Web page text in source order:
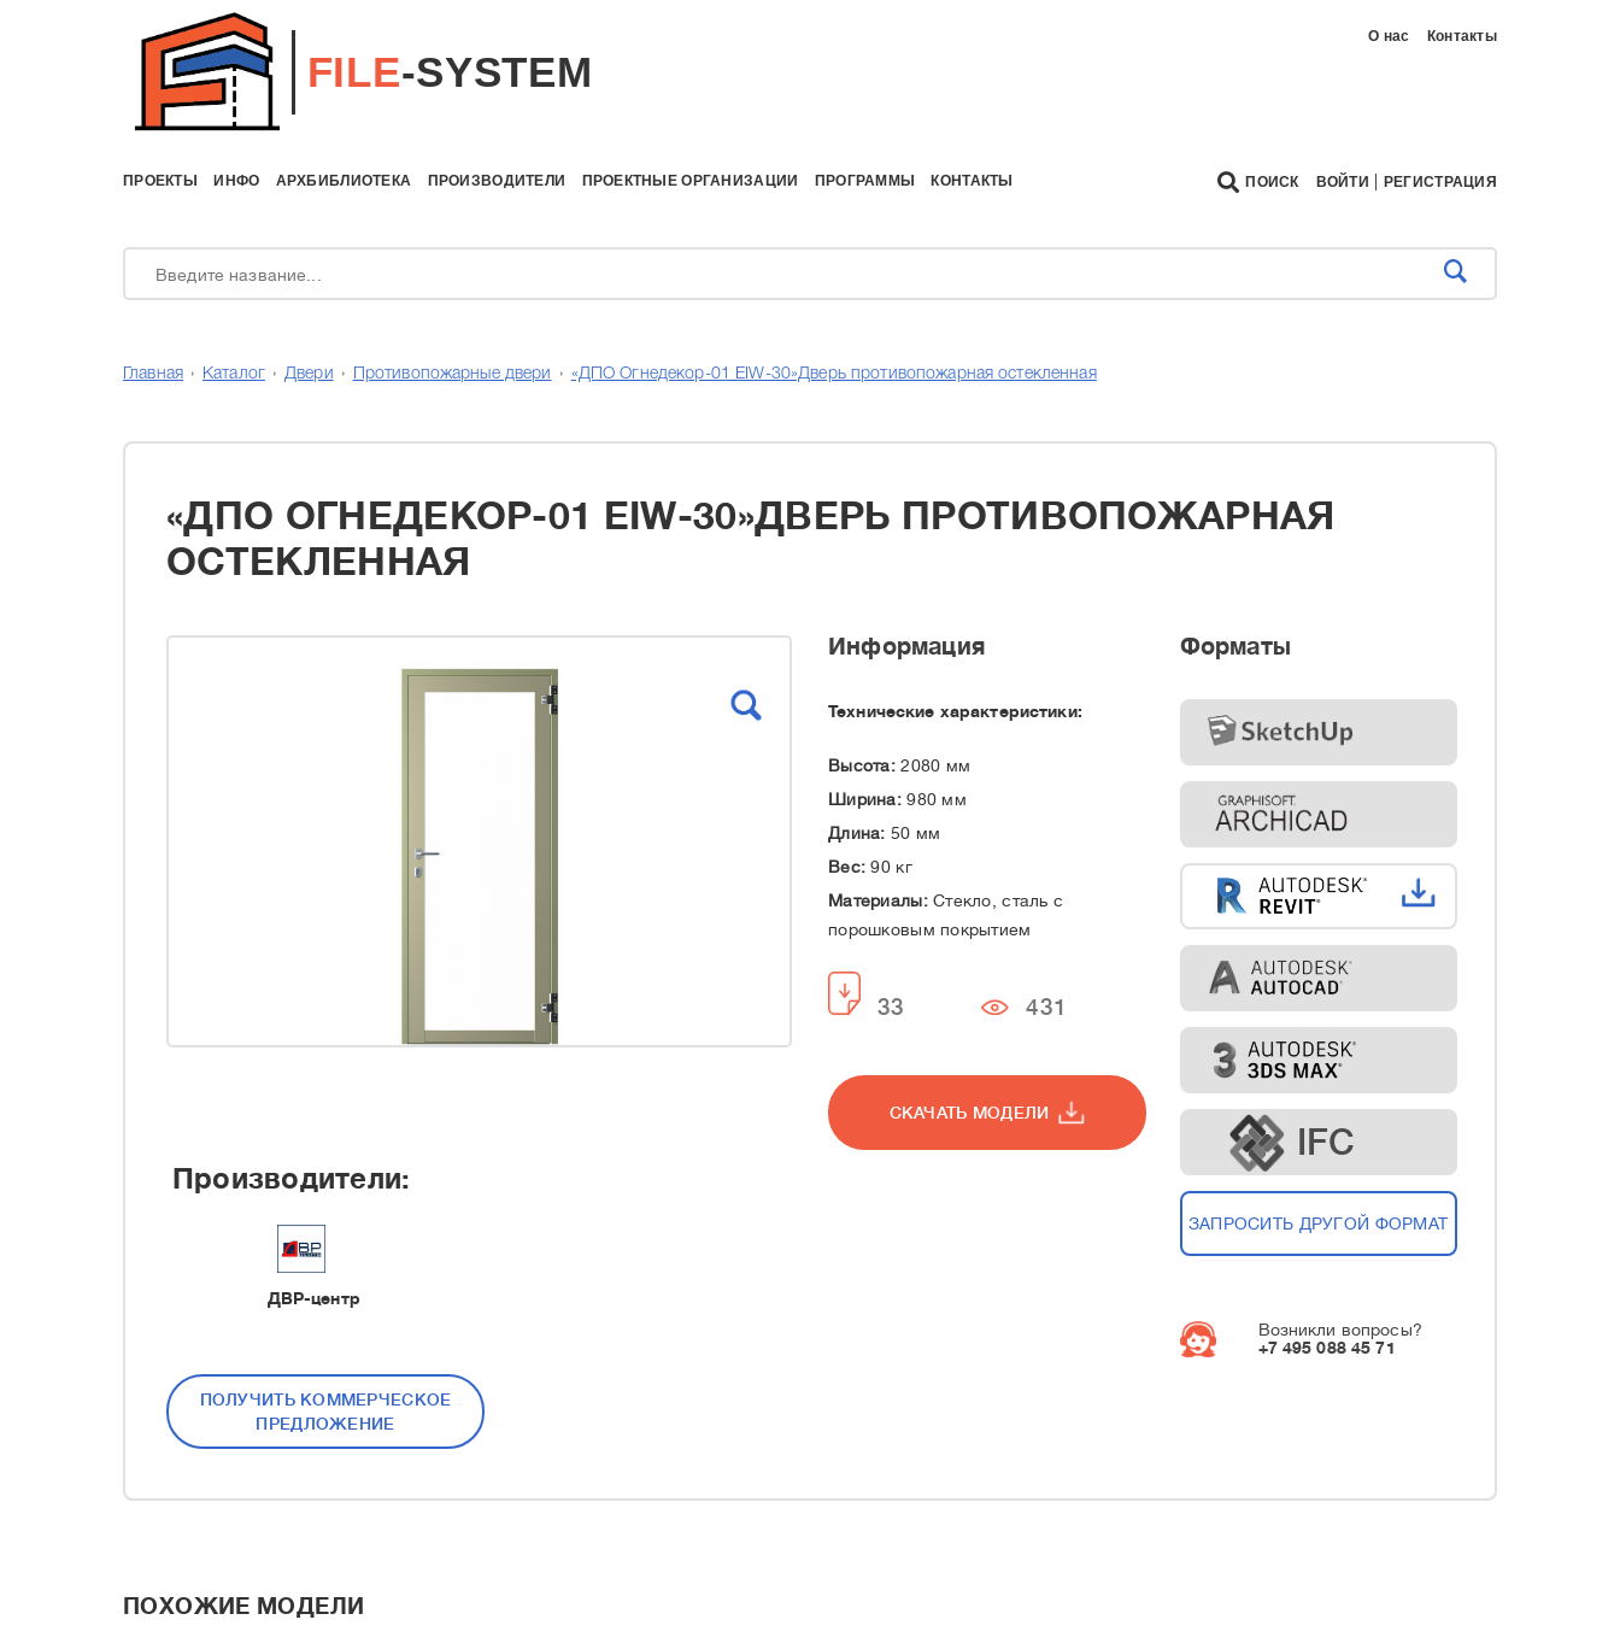
FILE-SYSTEM
О нас Контакты
ПРОЕКТЫ ИНФО АРХБИБЛИОТЕКА ПРОИЗВОДИТЕЛИ ПРОЕКТНЫЕ ОРГАНИЗАЦИИ ПРОГРАММЫ КОНТАКТЫ ПОИСК ВОЙТИ РЕГИСТРАЦИЯ
Главная Каталог Двери Противопожарные двери «ДПО Огнедекор-01 EIW-30»Дверь противопожарная остекленная
«ДПО ОГНЕДЕКОР-01 EIW-30»ДВЕРЬ ПРОТИВОПОЖАРНАЯ
ОСТЕКЛЕННАЯ
Производители:
ДВР-центр
ПОЛУЧИТЬ КОММЕРЧЕСКОЕ
ПРЕДЛОЖЕНИЕ
Информация
Технические характеристики:
Высота:2080 мм
Ширина:980 мм
Длина: 50 мм
Вес: 90 кг
Материалы:Стекло, сталь с
порошковым покрытием
33 431
СКАЧАТЬ МОДЕЛИ
Форматы
IFC
ЗАПРОСИТЬ ДРУГОЙ ФОРМАТ
Возникли вопросы?
+7 495 088 45 71
ПОХОЖИЕ МОДЕЛИ